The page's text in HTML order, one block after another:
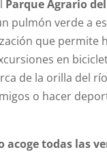
Parque Agrario
pulmón verde a
que permite
en
de la orilla del
o hacer
acoge todas las